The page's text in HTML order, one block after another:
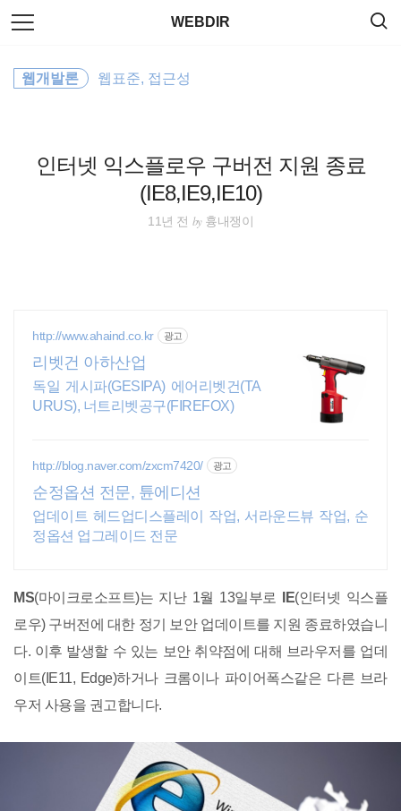
본
문
로
WEBDIR
인터넷 익스플로우 구버전 지원 종료
(IE8,IE9,IE10)
웹개발론 웹표준, 접근성
11년 전 by흉내쟁이
http://www.ahaind.co.kr 광고
리벳건 아하산업
독일 게시파(GESIPA) 에어리벳건(TA
URUS), 너트리벳공구(FIREFOX)
http://blog.naver.com/zxcm7420/ 광고
순정옵션 전문, 튠에디션
업데이트 헤드업디스플레이 작업, 서라운드뷰 작업, 순
정옵션 업그레이드 전문
MS(마이크로소프트)는 지난 1월 13일부로 IE(인터넷 익스플
로우) 구버전에 대한 정기 보안 업데이트를 지원 종료하였습니
다. 이후 발생할 수 있는 보안 취약점에 대해 브라우저를 업데
이트(IE11, Edge)하거나 크롬이나 파이어폭스같은 다른 브라
우저 사용을 권고합니다.
색
jQuery
Command
HTML
CSS